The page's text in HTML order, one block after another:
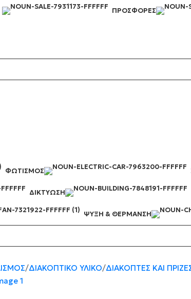
ΠΡΟΣΦΟΡΈΣ
ΦΩΤΙΣΜΌΣ
ΔΙΚΤΎΩΣΗ
ΨΎΞΗ & ΘΈΡΜΑΝΣΗ
ΔΙΑΚΟΠΤΙΚΌ ΥΛΙΚΌ ΔΙΑΚΌΠΤΕΣ ΚΑΙ